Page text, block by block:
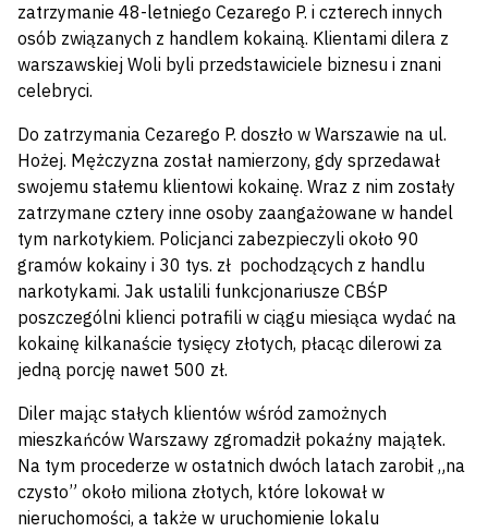
zatrzymanie 48-letniego Cezarego P. i czterech innych
osób związanych z handlem kokainą. Klientami dilera z
warszawskiej Woli byli przedstawiciele biznesu i znani
celebryci.
Do zatrzymania Cezarego P. doszło w Warszawie na ul.
Hożej. Mężczyzna został namierzony, gdy sprzedawał
swojemu stałemu klientowi kokainę. Wraz z nim zostały
zatrzymane cztery inne osoby zaangażowane w handel
tym narkotykiem. Policjanci zabezpieczyli około 90
gramów kokainy i 30 tys. zł pochodzących z handlu
narkotykami. Jak ustalili funkcjonariusze CBŚP
poszczególni klienci potrafili w ciągu miesiąca wydać na
kokainę kilkanaście tysięcy złotych, płacąc dilerowi za
jedną porcję nawet 500 zł.
Diler mając stałych klientów wśród zamożnych
mieszkańców Warszawy zgromadził pokaźny majątek.
Na tym procederze w ostatnich dwóch latach zarobił „na
czysto” około miliona złotych, które lokował w
nieruchomości, a także w uruchomienie lokalu